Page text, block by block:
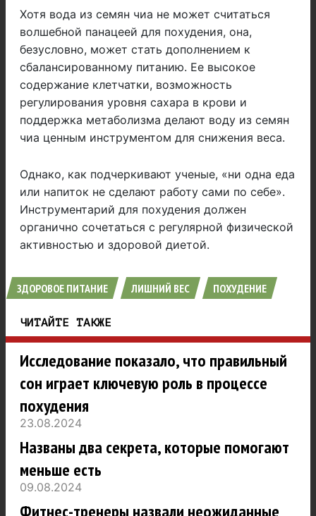
Хотя вода из семян чиа не может считаться
волшебной панацеей для похудения, она,
безусловно, может стать дополнением к
сбалансированному питанию. Ее высокое
содержание клетчатки, возможность
регулирования уровня сахара в крови и
поддержка метаболизма делают воду из семян
чиа ценным инструментом для снижения веса.
Однако, как подчеркивают ученые, «ни одна еда
или напиток не сделают работу сами по себе».
Инструментарий для похудения должен
органично сочетаться с регулярной физической
активностью и здоровой диетой.
ЗДОРОВОЕ ПИТАНИЕ ЛИШНИЙ ВЕС ПОХУДЕНИЕ
ЧИТАЙТЕ ТАКЖЕ
Исследование показало, что правильный
сон играет ключевую роль в процессе
похудения
23.08.2024
Названы два секрета, которые помогают
меньше есть
09.08.2024